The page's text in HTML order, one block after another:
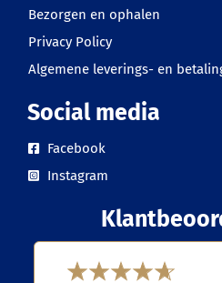
Bezorgen en ophalen
Privacy Policy
Algemene leverings- en
Social media
Facebook
Instagram